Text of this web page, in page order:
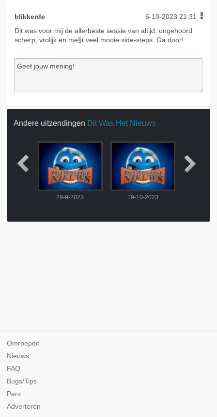
blikkerde
6-10-2023 21:31
Dit was voor mij de allerbeste sessie van altijd, ongehoord
scherp, vrolijk en me§t veel mooie side-steps. Ga door!
Andere uitzendingen Dit Was Het Nieuws
28-9-2023 19-10-2023
Omroepen
Nieuws
FAQ
Bugs/Tips
Pers
Adverteren